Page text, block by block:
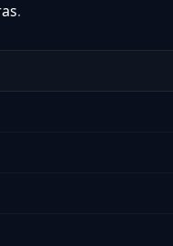
.